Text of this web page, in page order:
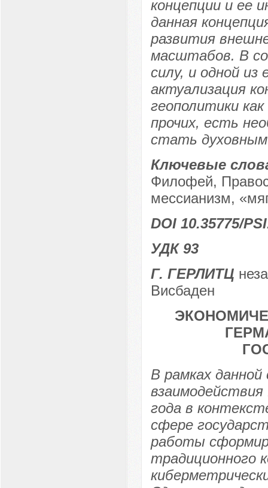
концепции и ее
данная
развития
масштабов. В
силу, и одной
актуализация
геополитики
прочих, есть
стать
Ключевые
Филофей,
мессианизм,
DOI 10.35775/
УДК 93
Г. ГЕРЛИТЦ
Висбаден
В рамках
взаимодействия
года в
сфере
работы
традиционного